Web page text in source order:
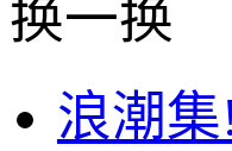
换一换
浪潮